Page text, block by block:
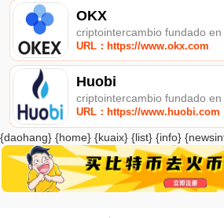
OKX
criptointercambio fundado en
URL：https://www.okx.com
Huobi
criptointercambio fundado en
URL：https://www.huobi.com
{daohang} {home} {kuaix} {list} {info}